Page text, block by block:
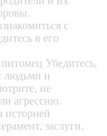
с
в его
Убедитесь,
людьми и
не
агрессию.
историей
заслуги,